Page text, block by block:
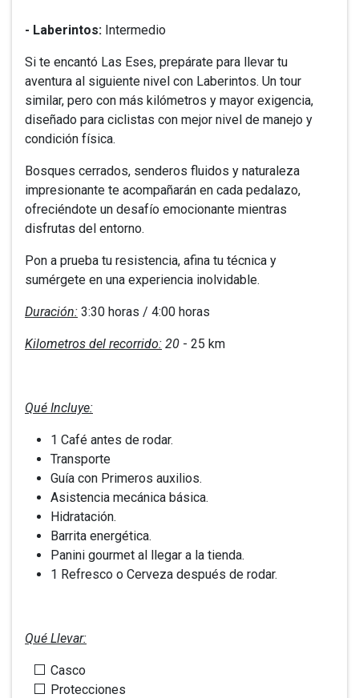
- Laberintos: Intermedio
Si te encantó Las Eses, prepárate para llevar tu
aventura al siguiente nivel con Laberintos. Un tour
similar, pero con más kilómetros y mayor exigencia,
diseñado para ciclistas con mejor nivel de manejo y
condición física.
Bosques cerrados, senderos fluidos y naturaleza
impresionante te acompañarán en cada pedalazo,
ofreciéndote un desafío emocionante mientras
disfrutas del entorno.
Pon a prueba tu resistencia, afina tu técnica y
sumérgete en una experiencia inolvidable.
Duración: 3:30 horas / 4:00 horas
Kilometros del recorrido: 20 - 25 km
Qué Incluye:
1 Café antes de rodar.
Transporte
Guía con Primeros auxilios.
Asistencia mecánica básica.
Hidratación.
Barrita energética.
Panini gourmet al llegar a la tienda.
1 Refresco o Cerveza después de rodar.
Qué Llevar:
Casco
Protecciones